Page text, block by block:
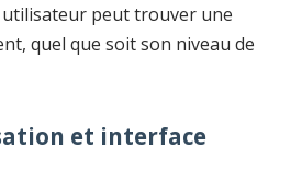
peut trouver une
quel que soit son niveau de
et interface